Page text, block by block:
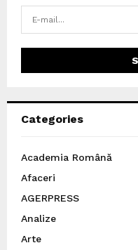
Categories
Academia Română
Afaceri
AGERPRESS
Analize
Arte